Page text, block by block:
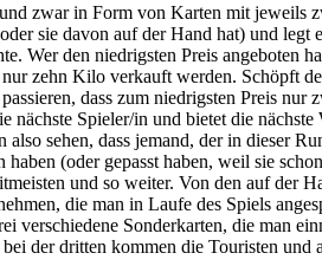
zwar in Form von Karten mit
sie davon auf der Hand hat) und
Wer den niedrigsten Preis
zehn Kilo verkauft werden. Schöpft
dass zum niedrigsten Preis
nächste Spieler/in und bietet die
sehen, dass jemand, der in dieser
(oder gepasst haben, weil sie
und so weiter. Von den auf der
die man in Laufe des Spiels
verschiedene Sonderkarten, die man
der dritten kommen die Touristen